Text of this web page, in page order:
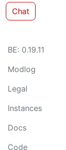
Chat
BE: 0.19.11
Modlog
Legal
Instances
Docs
Code